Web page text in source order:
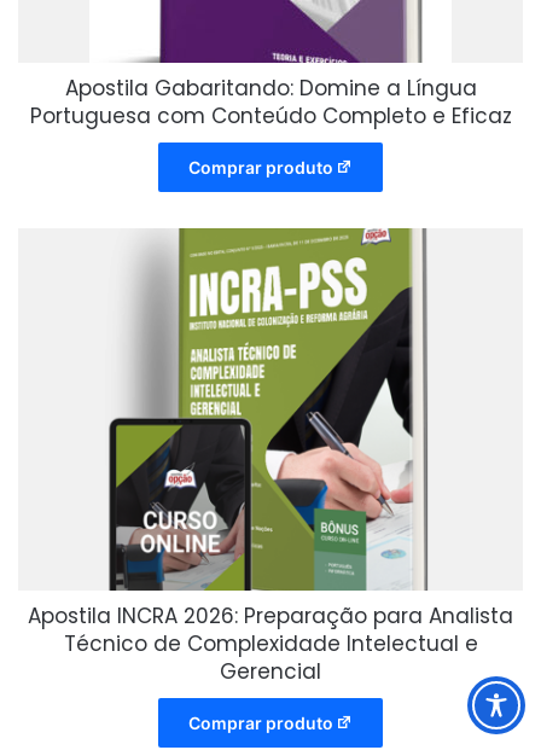
Apostila Gabaritando: Domine a Língua
Portuguesa com Conteúdo Completo e Eficaz
Comprar produto
Apostila INCRA 2026: Preparação para Analista
Técnico de Complexidade Intelectual e
Gerencial
Comprar produto